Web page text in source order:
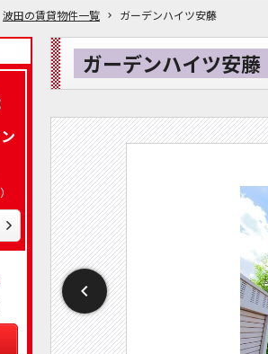
波田の賃貸物件一覧 ガーデンハイツ安藤
ガーデンハイツ安藤